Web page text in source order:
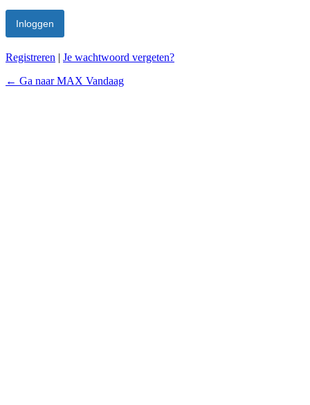
Registreren | Je wachtwoord vergeten?
← Ga naar MAX Vandaag